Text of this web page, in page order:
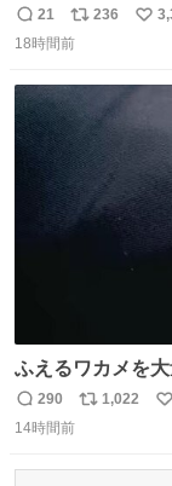
てきた、大学の
じたので、女子
た。 高偏差値に
後がいいです。
返
信
21
リ
ポ
236
い
18時間前
ふえるワカメを
む・・・・！？ ⚠️よい子は絶対マネしないでね⚠️ #夏休み
の自由研究
返
信
290
リ
1,022
い
14時間前